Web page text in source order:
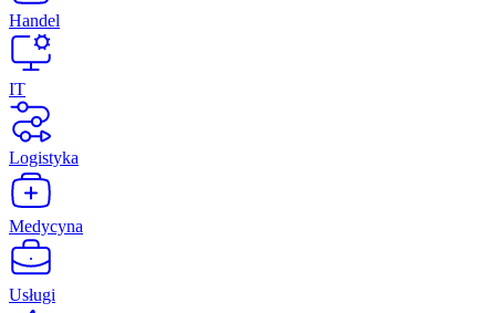
Handel
IT
Logistyka
Medycyna
Usługi